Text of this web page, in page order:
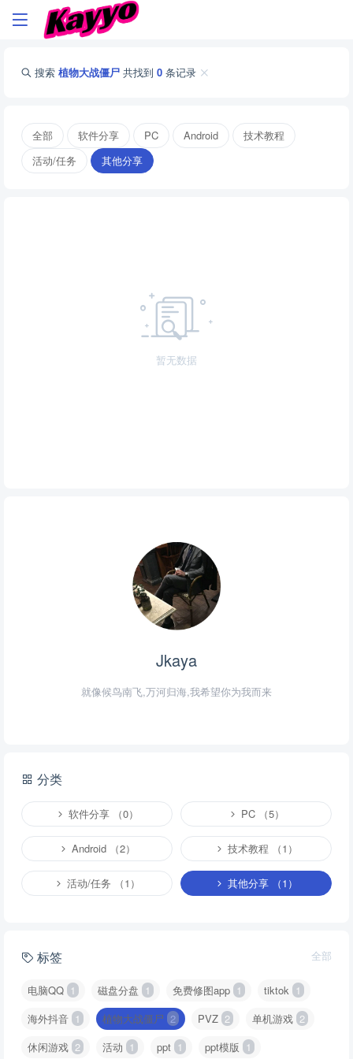
搜索 植物大战僵尸 共找到 0 条记录
全部 软件分享 PC Android
技术教程
活动/任务
其他分享
暂无数据
Jkaya
就像候鸟南飞,万河归海,我希望你为我而来
分类
软件分享 （0） PC （5）
Android （2） 技术教程 （1）
活动/任务 （1） 其他分享 （1）
标签 全部
电脑QQ 1 磁盘分盘 1 免费修图app 1 tiktok 1
海外抖音 1 植物大战僵尸 2 PVZ 2 单机游戏 2
休闲游戏 2 活动 1 ppt 1 ppt模版 1